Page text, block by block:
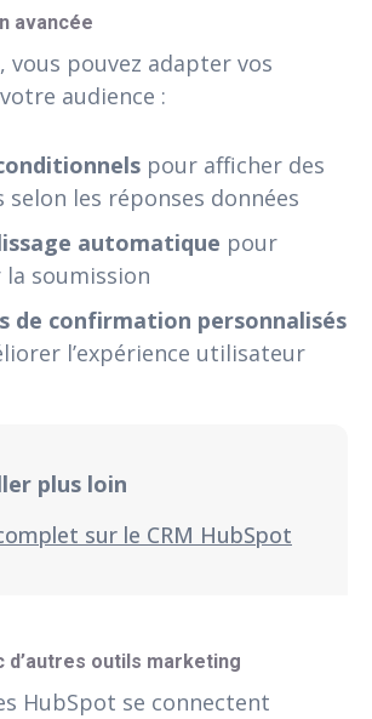
avancée
vous pouvez adapter vos
audience :
pour afficher des
selon les réponses données
automatique pour
soumission
de confirmation personnalisés
l’expérience utilisateur
plus loin
sur le CRM HubSpot
d’autres outils marketing
HubSpot se connectent